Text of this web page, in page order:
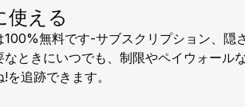
使える
100%無料です-サブスクリプション、隠
なときにいつでも、制限やペイウォール
を追跡できます。